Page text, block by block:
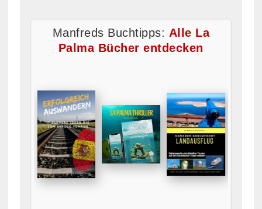
Manfreds Buchtipps: Alle La
Palma Bücher entdecken